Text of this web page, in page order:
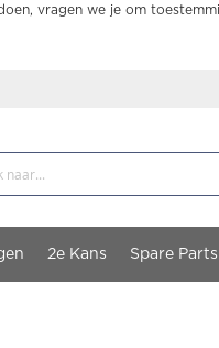
vragen we je om
2e Kans Spare Parts